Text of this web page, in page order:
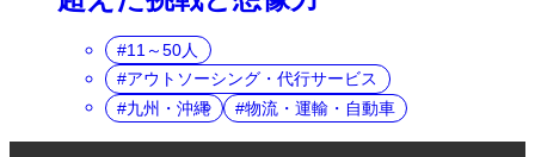
11～50人
アウトソーシング・代行サービス
九州・沖縄
物流・運輸・自動車